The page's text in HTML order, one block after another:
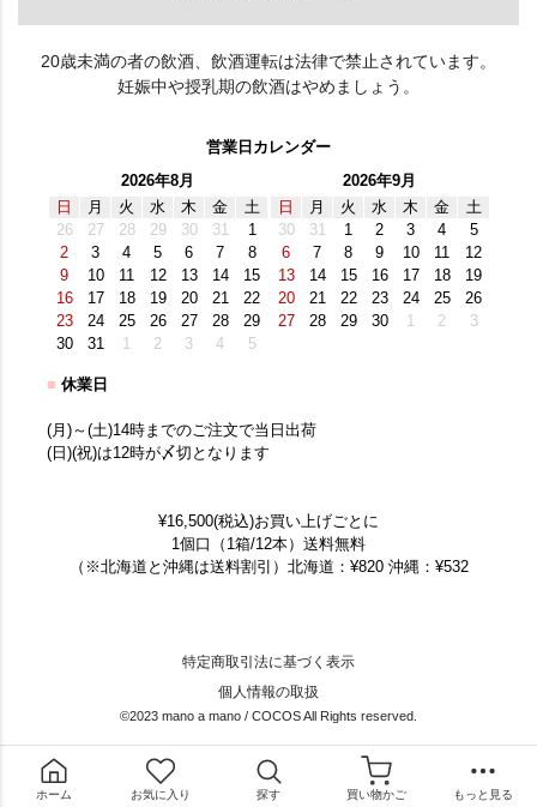
20歳未満の者の飲酒、飲酒運転は法律で禁止されています。
妊娠中や授乳期の飲酒はやめましょう。
営業日カレンダー
2026年8月
日
月 火 水 木 金
土
26
27 28 29 30 31
1
2
3 4 5 6 7
8
9
10 11 12 13 14
15
16
17 18 19 20 21
22
23
24 25 26 27 28
29
30
31 1 2 3 4 5
2026年9月
日
月 火 水 木 金
土
30
31 1 2 3 4
5
6
7 8 9 10 11
12
13
14 15 16 17 18
19
20
21 22 23 24 25
26
27
28 29 30 1 2 3
■ 休業日
(月)～(土)14時までのご注文で当日出荷
(日)(祝)は12時が〆切となります
¥16,500(税込)お買い上げごとに
1個口（1箱/12本）送料無料
（※北海道と沖縄は送料割引）北海道：¥820 沖縄：¥532
特定商取引法に基づく表示
個人情報の取扱
©2023 mano a mano / COCOS All Rights reserved.
ホーム お気に入り 探す 買い物かご もっと見る